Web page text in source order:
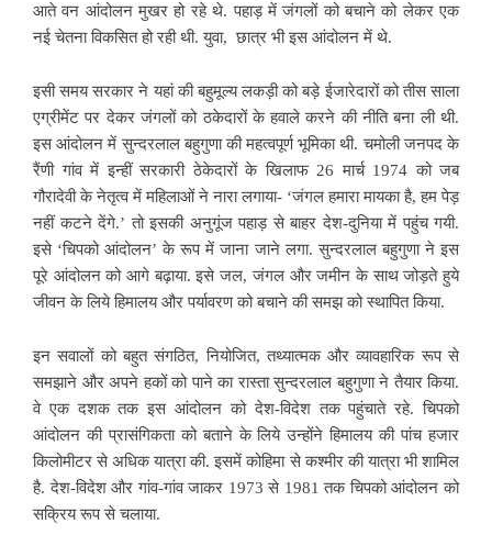
आते वन आंदोलन मुखर हो रहे थे. पहाड़ में जंगलों को बचाने को लेकर एक
नई चेतना विकसित हो रही थी. युवा, छात्र भी इस आंदोलन में थे.
इसी समय सरकार ने यहां की बहुमूल्य लकड़ी को बड़े ईजारेदारों को तीस साला
एग्रीमेंट पर देकर जंगलों को ठकेदारों के हवाले करने की नीति बना ली थी.
इस आंदोलन में सुन्दरलाल बहुगुणा की महत्वपूर्ण भूमिका थी. चमोली जनपद के
रैंणी गांव में इन्हीं सरकारी ठेकेदारों के खिलाफ 26 मार्च 1974 को जब
गौरादेवी के नेतृत्व मेंमहिलाओं ने नारा लगाया- ‘जंगल हमारा मायका है, हम पेड़
नहीं कटने देंगे.’ तो इसकी अनुगूंज पहाड़ से बाहर देश-दुनिया में पहुंच गयी.
इसे ‘चिपको आंदोलन’ के रूप में जाना जाने लगा. सुन्दरलाल बहुगुणा ने इस
पूरे आंदोलन को आगे बढ़ाया. इसे जल, जंगल और जमीन के साथ जोड़ते हुये
जीवन के लिये हिमालय और पर्यावरण को बचाने की समझ को स्थापित किया.
इन सवालों को बहुत संगठित, नियोजित, तथ्यात्मक और व्यावहारिक रूप से
समझाने और अपने हकों को पाने का रास्ता सुन्दरलाल बहुगुणा ने तैयार किया.
वे एक दशक तक इस आंदोलनको देश-विदेश तक पहुंचाते रहे. चिपको
आंदोलन की प्रासंगिकता को बताने के लिये उन्होंने हिमालय की पांच हजार
किलोमीटर से अधिक यात्रा की. इसमें कोहिमा से कश्मीर की यात्रा भी शामिल
है. देश-विदेश और गांव-गांव जाकर 1973 से 1981 तक चिपको आंदोलन को
सक्रिय रूप से चलाया.